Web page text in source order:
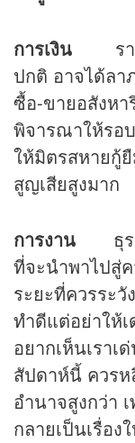
การเงิน ร
ปกติ อาจได้ลา
ซื้อ-ขายอสังหา
พิจารณาให้รอ
ให้มิตรสหายกู้
สูญเสียสูงมาก
การงาน
ธุร
ที่จะนำพาไปสู่
ระยะที่ควรระวั
ทำดีแต่อย่าให้เ
อยากเห็นเราเ
สัปดาห์นี้ ควร
อำนาจสูงกว่า
กลายเป็นเรื่อง